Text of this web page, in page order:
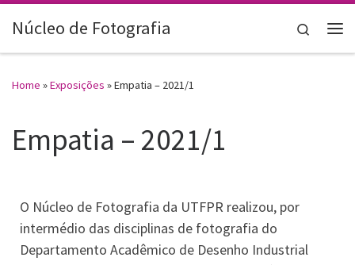
Skip to content
Núcleo de Fotografia Search
Home »Exposições »Empatia – 2021/1
Empatia – 2021/1
O Núcleo de Fotografia da UTFPR realizou, por
intermédio das disciplinas de fotografia do
Departamento Acadêmico de Desenho Industrial